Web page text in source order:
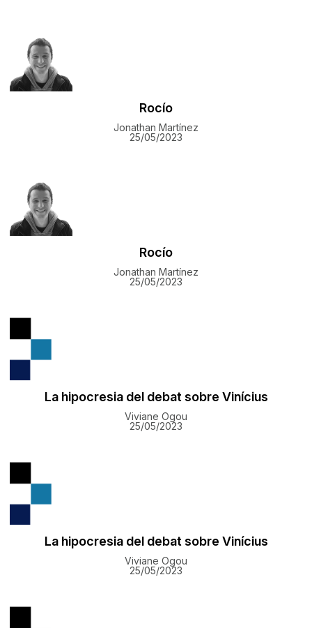
Rocío
Jonathan Martínez
25/05/2023
Rocío
Jonathan Martínez
25/05/2023
La hipocresia del debat sobre Vinícius
Viviane Ogou
25/05/2023
La hipocresia del debat sobre Vinícius
Viviane Ogou
25/05/2023